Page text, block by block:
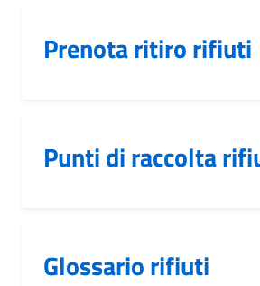
Prenota ritiro rifiuti
Punti di raccolta
Glossario rifiuti